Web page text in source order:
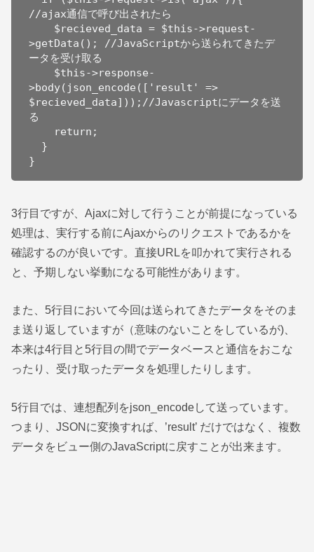
//ajax通信で呼び出されたら
>getData(); //JavaScriptから送られてきたデ
ータを受け取る
>body(json_encode(['result' =>
$recieved_data]));//Javascriptにデータを送
る
}
3行目ですが、Ajaxに対して行うことが前提になっている
処理は、実行する前にAjaxからのリクエストであるかを
確認するのが良いです。直接URLを叩かれて実行される
と、予期しない挙動になる可能性があります。
また、5行目において今回は送られてきたデータをそのま
ま送り返していますが（意味のないことをしているが)、
本来は4行目と5行目の間でデータベースと通信をおこな
ったり、受け取ったデータを処理したりします。
5行目では、連想配列をjson_encodeして送っています。
つまり、JSONに変換すれば、’result’ だけではなく、複数
データをビュー側のJavaScriptに戻すことが出来ます。